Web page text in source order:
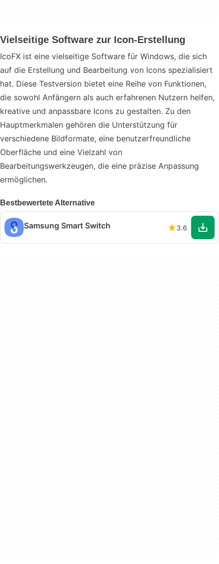
Vielseitige Software zur Icon-Erstellung
IcoFX ist eine vielseitige Software für Windows, die sich
auf die Erstellung und Bearbeitung von Icons spezialisiert
hat. Diese Testversion bietet eine Reihe von Funktionen,
die sowohl Anfängern als auch erfahrenen Nutzern helfen,
kreative und anpassbare Icons zu gestalten. Zu den
Hauptmerkmalen gehören die Unterstützung für
verschiedene Bildformate, eine benutzerfreundliche
Oberfläche und eine Vielzahl von
Bearbeitungswerkzeugen, die eine präzise Anpassung
ermöglichen.
Bestbewertete Alternative
Samsung Smart Switch 3.6